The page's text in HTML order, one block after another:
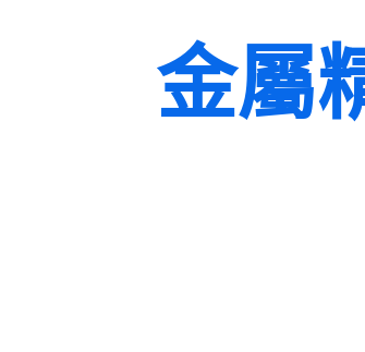
金屬